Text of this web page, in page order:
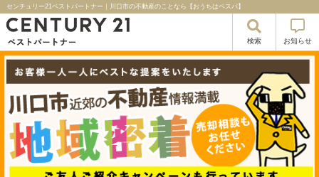
センチュリー21ベストパートナー｜川口市の不動産のことなら【おうちはベスパ】
検索 お知らせ